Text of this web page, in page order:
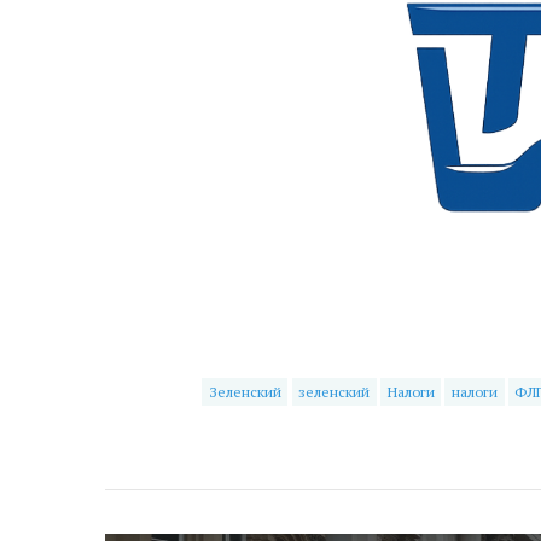
Зеленский зеленский Налоги налоги